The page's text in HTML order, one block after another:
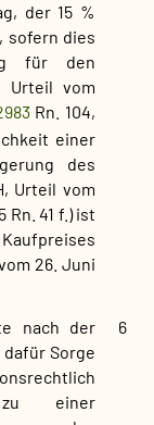
der 15 %
sofern dies
für den
Urteil vom
Rn. 104,
einer
des
Urteil vom
Rn. 41 f.) ist
26. Juni
6
nach der
Sorge
zu einer